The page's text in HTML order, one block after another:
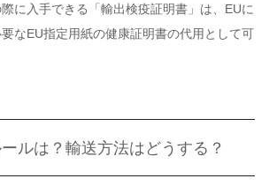
に入手できる「輸出検疫証明書」は、EUに
なEU指定用紙の健康証明書の代用として可
ルは？輸送方法はどうする？